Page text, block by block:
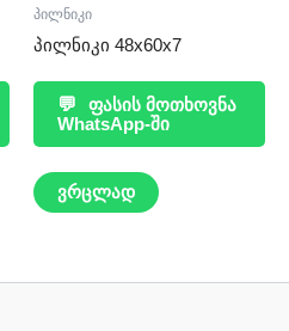
პილნიკი
პილნიკი 48x60x7
💬
ფასის მოთხოვნა
WhatsApp-ში
ვრცლად